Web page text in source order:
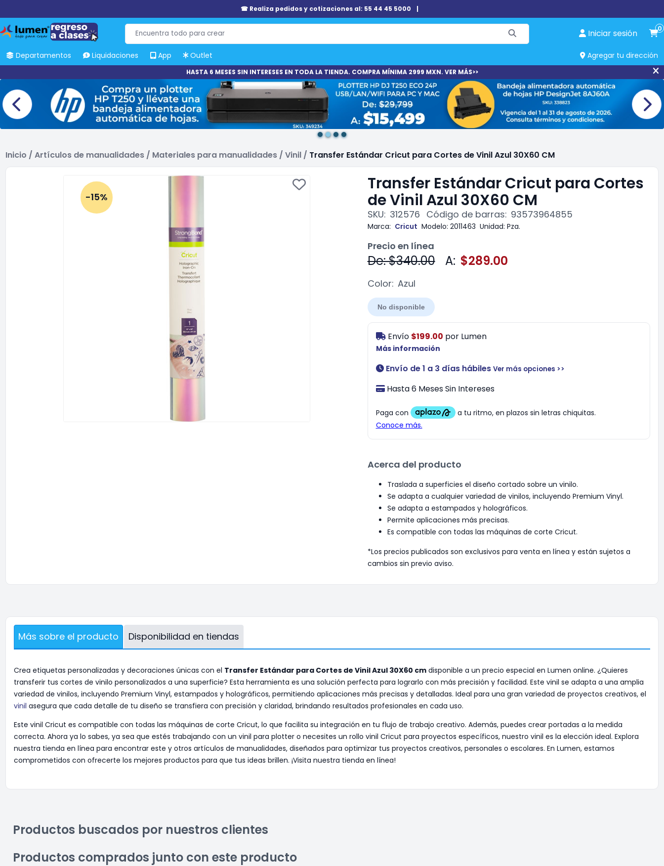
☎ Realiza pedidos y cotizaciones al: 55 44 45 5000 |
Iniciar sesión 0
Departamentos Liquidaciones App Outlet Agregar tu dirección
HASTA 6 MESES SIN INTERESES EN TODA LA TIENDA. COMPRA MÍNIMA 2999 MXN. VER MÁS>>
Inicio / Artículos de manualidades / Materiales para manualidades / Vinil / Transfer Estándar Cricut para Cortes de Vinil Azul 30X60 CM
Transfer Estándar Cricut para Cortes
de Vinil Azul 30X60 CM
SKU: 312576 Código de barras: 93573964855
-15%
Marca: Cricut Modelo: 2011463 Unidad: Pza.
Precio en línea
De: $340.00 A: $289.00
Color: Azul
No disponible
Envío $199.00 por Lumen
Más información
Envío de 1 a 3 días hábiles Ver más opciones >>
Hasta 6 Meses Sin Intereses
Acerca del producto
Traslada a superficies el diseño cortado sobre un vinilo.
Se adapta a cualquier variedad de vinilos, incluyendo Premium Vinyl.
Se adapta a estampados y holográficos.
Permite aplicaciones más precisas.
Es compatible con todas las máquinas de corte Cricut.
*Los precios publicados son exclusivos para venta en línea y están sujetos a
cambios sin previo aviso.
Más sobre el producto Disponibilidad en tiendas
Crea etiquetas personalizadas y decoraciones únicas con el Transfer Estándar para Cortes de Vinil Azul 30X60 cm disponible a un precio especial en Lumen online. ¿Quieres
transferir tus cortes de vinilo personalizados a una superficie? Esta herramienta es una solución perfecta para lograrlo con más precisión y facilidad. Este vinil se adapta a una amplia
variedad de vinilos, incluyendo Premium Vinyl, estampados y holográficos, permitiendo aplicaciones más precisas y detalladas. Ideal para una gran variedad de proyectos creativos, el
vinil asegura que cada detalle de tu diseño se transfiera con precisión y claridad, brindando resultados profesionales en cada uso.
Este vinil Cricut es compatible con todas las máquinas de corte Cricut, lo que facilita su integración en tu flujo de trabajo creativo. Además, puedes crear portadas a la medida
correcta. Ahora ya lo sabes, ya sea que estés trabajando con un vinil para plotter o necesites un rollo vinil Cricut para proyectos específicos, nuestro vinil es la elección ideal. Explora
nuestra tienda en línea para encontrar este y otros artículos de manualidades, diseñados para optimizar tus proyectos creativos, personales o escolares. En Lumen, estamos
comprometidos con ofrecerte los mejores productos para que tus ideas brillen. ¡Visita nuestra tienda en línea!
Productos buscados por nuestros clientes
Productos comprados junto con este producto